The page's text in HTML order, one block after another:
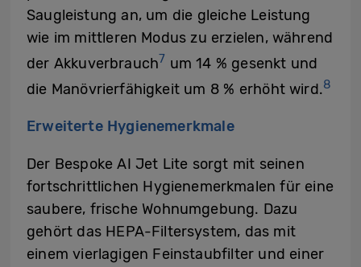
Saugleistung an, um die gleiche Leistung
wie im mittleren Modus zu erzielen, während
der Akkuverbrauch7 um 14 % gesenkt und
die Manövrierfähigkeit um 8 % erhöht wird.8
Erweiterte Hygienemerkmale
Der Bespoke AI Jet Lite sorgt mit seinen
fortschrittlichen Hygienemerkmalen für eine
saubere, frische Wohnumgebung. Dazu
gehört das HEPA-Filtersystem, das mit
einem vierlagigen Feinstaubfilter und einer